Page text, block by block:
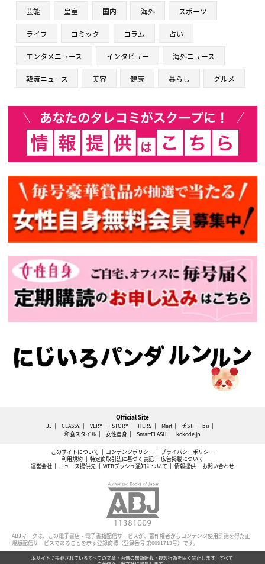
芸能 皇室 国内 海外 スポーツ
ライフ コミック コラム 占い
エンタメニュース インタビュー 海外ニュース
韓流ニュース 美容 健康 暮らし グルメ
Official Site
JJ CLASSY. VERY STORY HERS Mart 美ST
bis
和食スタイル
女性自身 SmartFLASH kokode.jp
このサイトについて コンテンツポリシー
プライバシーポリシー
利用規約
特定商取引法に基づく表記
広告掲載について
運営会社
ニュース提供先 WEBプッシュ通知について 情報提供 お問い合わせ
ABJマークは、この電子書店・電子書籍配信サービスが、著作権者からコンテンツ使用許諾を得た正
規版配信サービスであることを示す登録商標（登録番号 第6091713号）です。
本サイトに掲載されているすべての文章・画像の無断転載・複製行為を固く禁止します。すべて